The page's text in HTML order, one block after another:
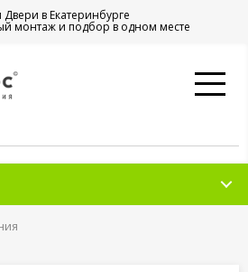
в Екатеринбурге
монтаж и подбор в одном месте